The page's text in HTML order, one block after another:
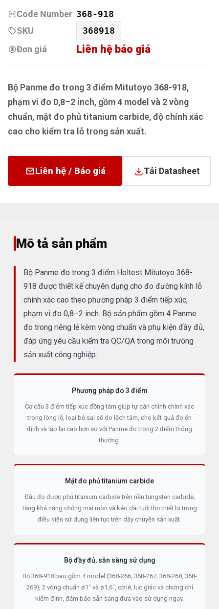
Code Number 368-918
SKU
368918
Đơn giá
Liên hệ báo giá
Bộ Panme đo trong 3 điểm Mitutoyo 368-918,
phạm vi đo 0,8–2 inch, gồm 4 model và 2 vòng
chuẩn, mặt đo phủ titanium carbide, độ chính xác
cao cho kiểm tra lỗ trong sản xuất.
Liên hệ / Báo giá Tải Datasheet
Mô tả sản phẩm
Bộ Panme đo trong 3 điểm Holtest Mitutoyo 368-
918 được thiết kế chuyên dụng cho đo đường kính lỗ
chính xác cao theo phương pháp 3 điểm tiếp xúc,
phạm vi đo 0,8–2 inch. Bộ sản phẩm gồm 4 Panme
đo trong riêng lẻ kèm vòng chuẩn và phụ kiện đầy đủ,
đáp ứng yêu cầu kiểm tra QC/QA trong môi trường
sản xuất công nghiệp.
Phương pháp đo 3 điểm
Cơ cấu 3 điểm tiếp xúc đồng tâm giúp tự căn chỉnh chính xác
trong lòng lỗ, loại bỏ sai số do lệch tâm, cho kết quả đo ổn
định và lặp lại cao hơn so với Panme đo trong 2 điểm thông
thường.
Mặt đo phủ titanium carbide
Đầu đo được phủ titanium carbide trên nền tungsten carbide,
tăng khả năng chống mài mòn và kéo dài tuổi thọ thiết bị trong
điều kiện sử dụng liên tục trên dây chuyền sản xuất.
Bộ đầy đủ, sẵn sàng sử dụng
Bộ 368-918 bao gồm 4 model (368-266, 368-267, 368-268, 368-
269), 2 vòng chuẩn ø1" và ø1,6", cờ lê, lục giác và chứng chỉ
kiểm định, đảm bảo sẵn sàng đưa vào sử dụng ngay.